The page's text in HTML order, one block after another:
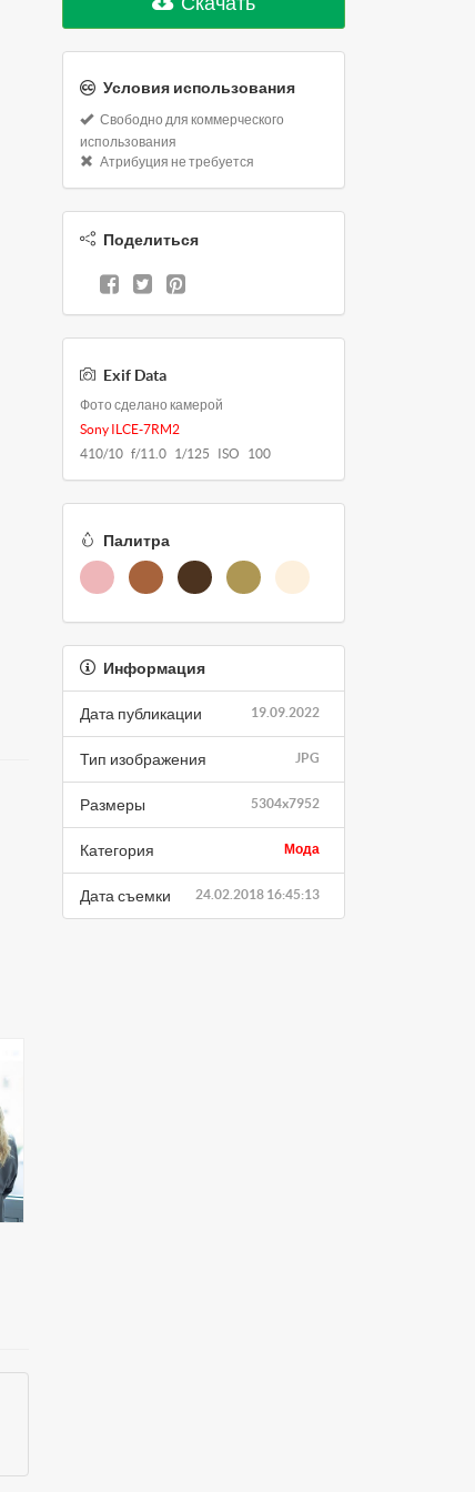
Условия использования
Свободно для коммерческого
использования
Атрибуция не требуется
Поделиться
Exif Data
Фото сделано камерой
Sony ILCE-7RM2
410/10 f/11.0 1/125 ISO 100
Палитра
Информация
19.09.2022
Дата публикации
JPG
Тип изображения
5304x7952
Размеры
Мода
Категория
24.02.2018 16:45:13
Дата съемки